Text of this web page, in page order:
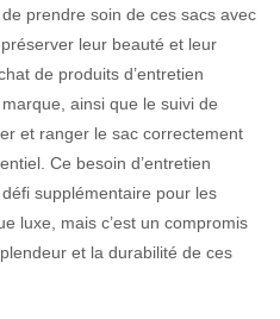
prendre soin de ces sacs avec
leur beauté et leur
de produits d’entretien
ainsi que le suivi de
et ranger le sac correctement
Ce besoin d’entretien
supplémentaire pour les
luxe, mais c’est un compromis
et la durabilité de ces